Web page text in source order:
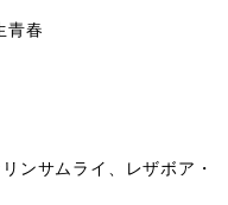
青春
ンサムライ、レザボア・